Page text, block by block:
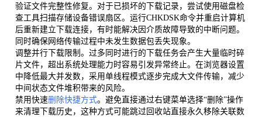
验证文件完整性修复。对于已损坏的下载记录，尝试使用磁盘检
查工具扫描存储设备错误扇区。运行CHKDSK命令并重启计算机
后重新建立下载连接，有时能解决因介质故障导致的中断问题。
同时确保网络传输过程中未发生数据包丢失现象。
调整并行下载限制。过多同时进行的下载任务会产生大量临时碎
片文件，超出系统处理能力时容易引发异常终止。在浏览器设置
中降低最大并发数，采用单线程模式逐步完成大文件传输，减少
中间状态文件堆积带来的风险。
禁用快速删除快捷方式。避免直接通过右键菜单选择“删除”操作
来清理下载历史，这种方式可能跳过回收站直接永久移除关联数